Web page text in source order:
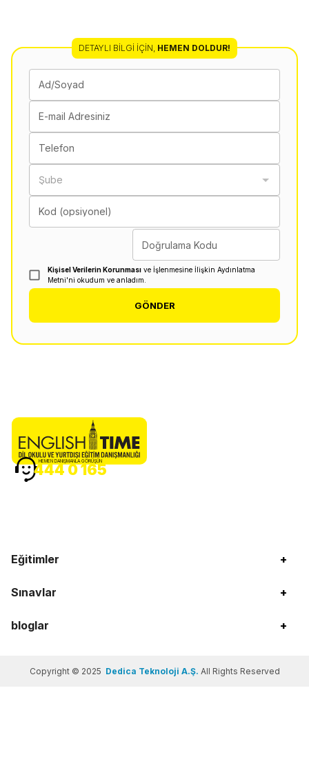
DETAYLI BILGI İÇIN, HEMEN DOLDUR!
Ad/Soyad
E-mail Adresiniz
Telefon
Şube
Kod (opsiyonel)
Doğrulama Kodu
Kişisel Verilerin Korunması ve İşlenmesine İlişkin Aydınlatma
Metni'ni okudum ve anladım.
GÖNDER
Eğitimler +
Sınavlar +
bloglar +
HEMEN DANIŞMANLA GÖRÜŞÜN
444 0 165
Copyright © 2025 Dedica Teknoloji A.Ş. All Rights Reserved